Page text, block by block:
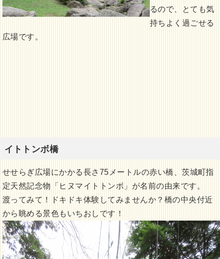
るので、とても気
持ちよく過ごせる
広場です。
イトトンボ橋
せせらぎ広場にかかる長さ75メートルの赤い橋、茨城町指
定天然記念物「ヒヌマイトトンボ」が名前の由来です。
渡ってみて！ドキドキ体験してみませんか？橋の中央付近
から眺める景色もいちおしです！